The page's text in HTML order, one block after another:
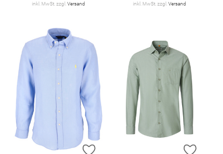
inkl. MwSt. zzgl. Versand inkl. MwSt. zzgl. Versand
ZUR WUNSCHLISTE HINZUFÜGEN
ZUR